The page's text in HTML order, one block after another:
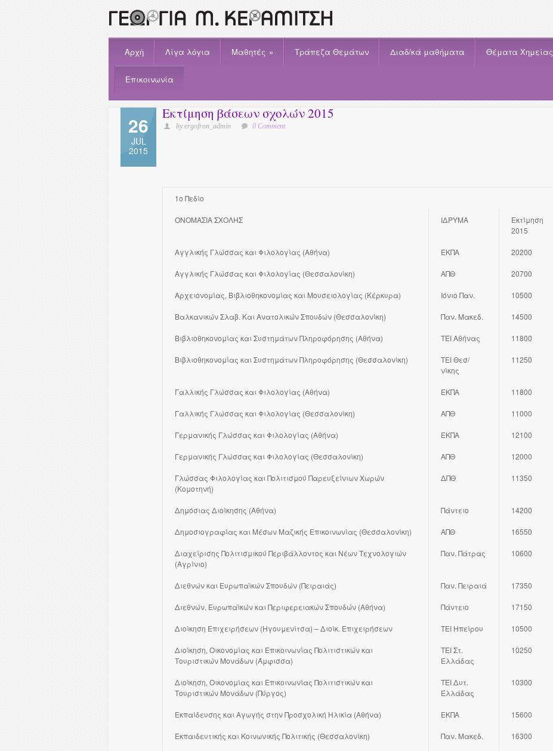
Αρχή Λίγα λόγια Μαθητές » Τράπεζα Θεμάτων Διαδ/κά μαθήματα Θέματα Χημείας
Επικοινωνία
26
JUL
2015
Εκτίμηση βάσεων σχολών 2015
by ergofron_admin 0 Comment
1o Πεδίο
ΟΝΟΜΑΣΙΑ ΣΧΟΛΗΣ ΙΔΡΥΜΑ
Εκτίμηση
2015
Αγγλικής Γλώσσας και Φιλολογίας (Αθήνα) ΕΚΠΑ 20200
Αγγλικής Γλώσσας και Φιλολογίας (Θεσσαλονίκη) ΑΠΘ 20700
Αρχειονομίας, Βιβλιοθηκονομίας και Μουσειολογίας (Κέρκυρα) Ιόνιο Παν. 10500
Βαλκανικών Σλαβ. Και Ανατολικών Σπουδών (Θεσσαλονίκη) Παν. Μακεδ. 14500
Βιβλιοθηκονομίας και Συστημάτων Πληροφόρησης (Αθήνα) ΤΕΙ Αθήνας 11800
Βιβλιοθηκονομίας και Συστημάτων Πληροφόρησης (Θεσσαλονίκη)
ΤΕΙ Θεσ/
νίκης
11250
Γαλλικής Γλώσσας και Φιλολογίας (Αθήνα) ΕΚΠΑ 11800
Γαλλικής Γλώσσας και Φιλολογίας (Θεσσαλονίκη) ΑΠΘ 11000
Γερμανικής Γλώσσας και Φιλολογίας (Αθήνα) ΕΚΠΑ 12100
Γερμανικής Γλώσσας και Φιλολογίας (Θεσσαλονίκη) ΑΠΘ 12000
Γλώσσας Φιλολογίας και Πολιτισμού Παρευξείνιων Χωρών
(Κομοτηνή)
ΔΠΘ 11350
Δημόσιας Διοίκησης (Αθήνα) Πάντειο 14200
Δημοσιογραφίας και Μέσων Μαζικής Επικοινωνίας (Θεσσαλονίκη) ΑΠΘ 16550
Διαχείρισης Πολιτισμικού Περιβάλλοντος και Νέων Τεχνολογιών
(Αγρίνιο)
Παν. Πάτρας 10600
Διεθνών και Ευρωπαϊκών Σπουδών (Πειραιάς) Παν. Πειραιά 17350
Διεθνών, Ευρωπαϊκών και Περιφερειακών Σπουδών (Αθήνα) Πάντειο 17150
Διοίκηση Επιχειρήσεων (Ηγουμενίτσα) – Διοίκ. Επιχειρήσεων ΤΕΙ Ηπείρου 10500
Διοίκηση, Οικονομίας και Επικοινωνίας Πολιτιστικών και
Τουριστικών Μονάδων (Άμφισσα)
ΤΕΙ Στ.
Ελλάδας
10250
Διοίκηση, Οικονομίας και Επικοινωνίας Πολιτιστικών και
Τουριστικών Μονάδων (Πύργος)
ΤΕΙ Δυτ.
Ελλάδας
10300
Εκπαίδευσης και Αγωγής στην Προσχολική Ηλικία (Αθήνα) ΕΚΠΑ 15600
Εκπαιδευτικής και Κοινωνικής Πολιτικής (Θεσσαλονίκη) Παν. Μακεδ. 16300